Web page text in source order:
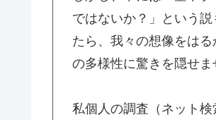
ではないか？」という
たら、我々の想像をは
の多様性に驚きを隠せま
私個人の調査（ネット